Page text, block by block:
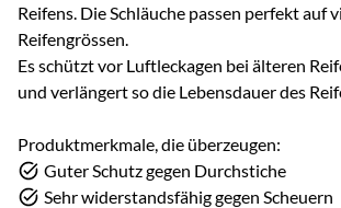
Reifens. Die Schläuche passen perfekt auf
Reifengrössen.
Es schützt vor Luftleckagen bei älteren
und verlängert so die Lebensdauer des
Produktmerkmale, die überzeugen:
Guter Schutz gegen Durchstiche
Sehr widerstandsfähig gegen Scheuern